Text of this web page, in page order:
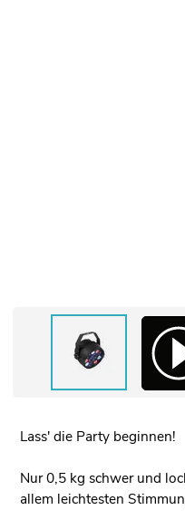
Lass' die Party beginnen!
Nur 0,5 kg schwer und
allem leichtesten